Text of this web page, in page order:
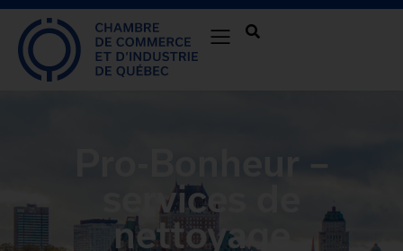
Pro-Bonheur –
services de
nettoyage